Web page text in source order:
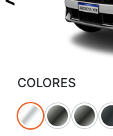
COLORES